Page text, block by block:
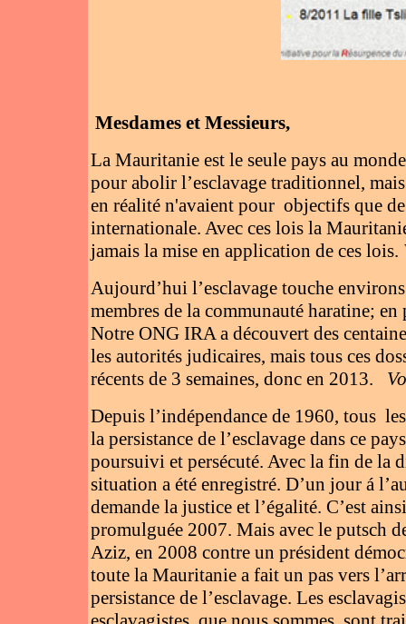
Mesdames et Messieurs,
La Mauritanie est le seule pays au
pour abolir l’esclavage traditionnel, mais
en réalité n'avaient pour objectifs que
internationale. Avec ces lois la
jamais la mise en application de ces lois.
Aujourd’hui l’esclavage touche
membres de la communauté haratine;
Notre ONG IRA a découvert des
les autorités judicaires, mais tous ces
récents de 3 semaines, donc en 2013.
Depuis l’indépendance de 1960, tous
la persistance de l’esclavage dans ce
poursuivi et persécuté. Avec la fin de la
situation a été enregistré. D’un jour á
demande la justice et l’égalité. C’est
promulguée 2007. Mais avec le putsch
Aziz, en 2008 contre un président
toute la Mauritanie a fait un pas vers
persistance de l’esclavage. Les